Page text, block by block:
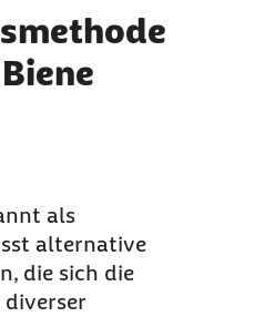
als
alternative
die sich die